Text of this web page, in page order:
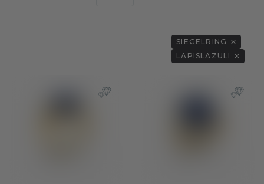
SIEGELRING
LAPISLAZULI